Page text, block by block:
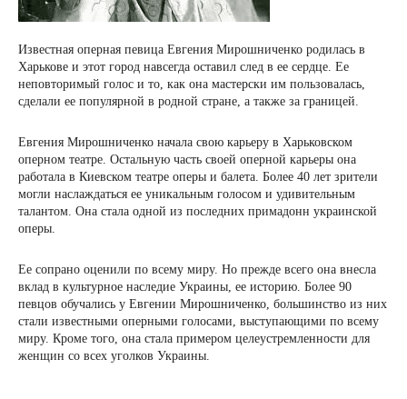
Известная оперная певица Евгения Мирошниченко родилась в
Харькове и этот город навсегда оставил след в ее сердце. Ее
неповторимый голос и то, как она мастерски им пользовалась,
сделали ее популярной в родной стране, а также за границей.
Евгения Мирошниченко начала свою карьеру в Харьковском
оперном театре. Остальную часть своей оперной карьеры она
работала в Киевском театре оперы и балета. Более 40 лет зрители
могли наслаждаться ее уникальным голосом и удивительным
талантом. Она стала одной из последних примадонн украинской
оперы.
Ее сопрано оценили по всему миру. Но прежде всего она внесла
вклад в культурное наследие Украины, ее историю. Более 90
певцов обучались у Евгении Мирошниченко, большинство из них
стали известными оперными голосами, выступающими по всему
миру. Кроме того, она стала примером целеустремленности для
женщин со всех уголков Украины.